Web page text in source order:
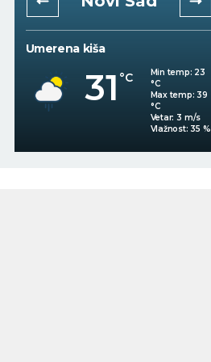
Umerena kiša
31 °C Min temp: 23
°C
Max temp: 39
°C
Vetar: 3 m/s
Vlažnost: 35 %